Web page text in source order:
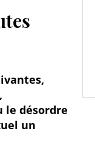
le désordre
un